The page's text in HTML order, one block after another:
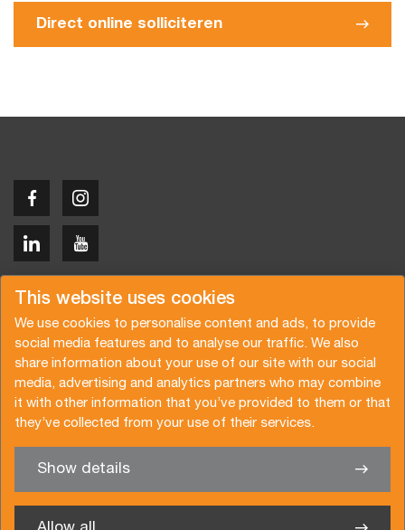
This website uses cookies
We use cookies to personalise content and ads, to provide
social media features and to analyse our traffic. We also
share information about your use of our site with our social
media, advertising and analytics partners who may combine
it with other information that you’ve provided to them or that
they’ve collected from your use of their services.
Show details
Direct online solliciteren
We’re glad to help you
Copyright © 2026 Van der Vlist
Request a quote
Subscribe to the newsletter
General terms and conditions
Privacy policy
Brochure
Certifications